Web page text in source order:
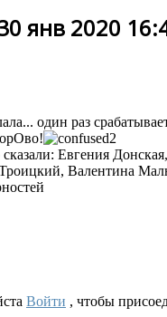
янв 2020
один раз
Евгения Донская,
, Валентина
Войти , чтобы